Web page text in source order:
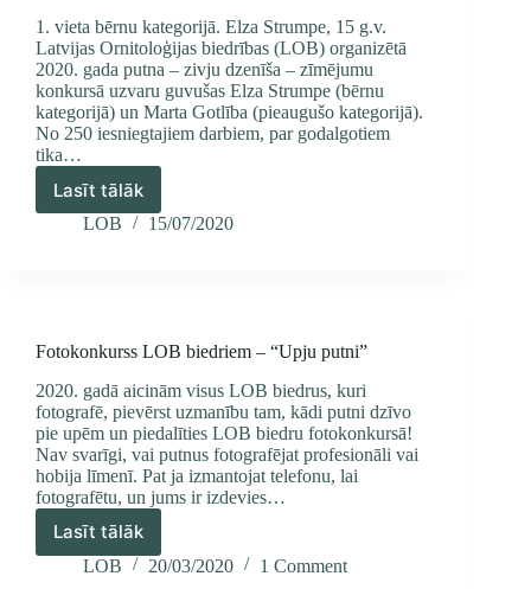
1. vieta bērnu kategorijā. Elza Strumpe, 15 g.v.
Latvijas Ornitoloģijas biedrības (LOB) organizētā
2020. gada putna – zivju dzenīša – zīmējumu
konkursā uzvaru guvušas Elza Strumpe (bērnu
kategorijā) un Marta Gotlība (pieaugušo kategorijā).
No 250 iesniegtajiem darbiem, par godalgotiem
tika…
Lasīt tālāk
Zivju
dzenīša
konkursa
rezultāti
LOB 15/07/2020
Fotokonkurss LOB biedriem – “Upju putni”
2020. gadā aicinām visus LOB biedrus, kuri
fotografē, pievērst uzmanību tam, kādi putni dzīvo
pie upēm un piedalīties LOB biedru fotokonkursā!
Nav svarīgi, vai putnus fotografējat profesionāli vai
hobija līmenī. Pat ja izmantojat telefonu, lai
fotografētu, un jums ir izdevies…
Lasīt tālākFotokonkurss
LOB
LOB 20/03/2020 1 Comment